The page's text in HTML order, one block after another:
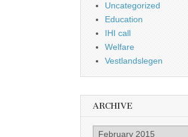
Uncategorized
Education
IHI call
Welfare
Vestlandslegen
ARCHIVE
Archive